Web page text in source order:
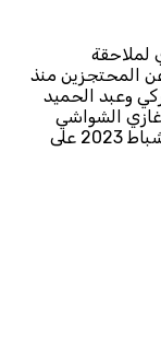
لملاحقة
المحتجزين منذ
وعبد الحميد
الشواشي
ورضا بلحاج معتقلون تعسفيًا منذ فيفري/شباط 2023 على